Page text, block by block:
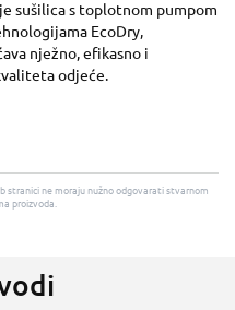
sušilica s toplotnom pumpom
EcoDry,
nježno, efikasno i
odjeće.
stranici ne moraju nužno odgovarati stvarnom
proizvoda.